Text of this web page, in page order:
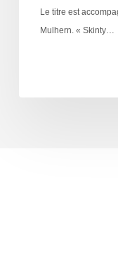
Le titre est
Mulhern. « Skinty…